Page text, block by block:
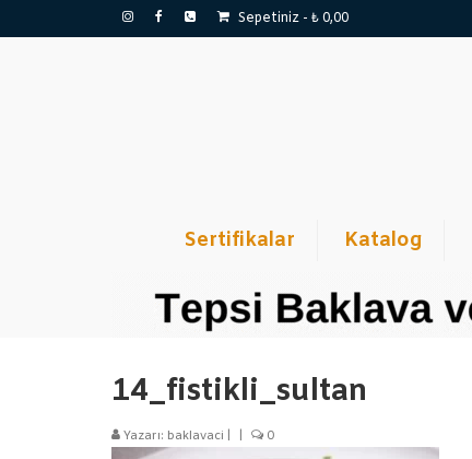
Sepetiniz - ₺0,00
Sertifikalar Katalog
14_fistikli_sultan
Yazarı: baklavaci 0